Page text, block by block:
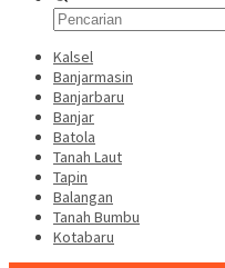
Kalsel
Banjarmasin
Banjarbaru
Banjar
Batola
Tanah Laut
Tapin
Balangan
Tanah Bumbu
Kotabaru